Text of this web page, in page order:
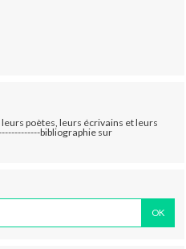
poètes, leurs écrivains et leurs
bibliographie sur